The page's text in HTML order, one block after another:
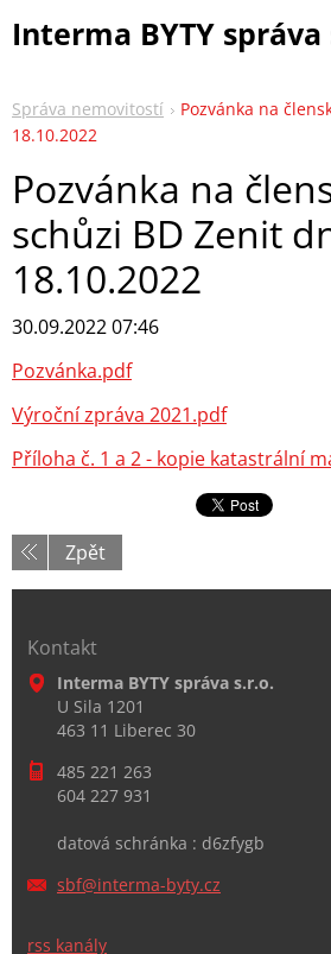
Interma BYTY správa
Správa nemovitostí
Pozvánka na
18.10.2022
Pozvánka na
schůzi BD Zenit
18.10.2022
30.09.2022 07:46
Pozvánka.pdf
Výroční zpráva 2021.pdf
Příloha č. 1 a 2 - kopie katastrální
Zpět
Kontakt
Interma BYTY správa s.r.o.
U Sila 1201
463 11 Liberec 30
485 221 263
604 227 931
datová schránka : d6zfygb
sbf@interma-byty.cz
rss kanály